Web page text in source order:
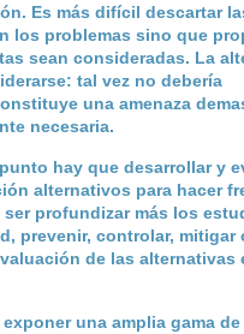
Es más difícil descartar
los problemas sino que
sean consideradas. La
tal vez no debería
una amenaza
necesaria.
hay que desarrollar y
alternativos para hacer
profundizar más los
prevenir, controlar, mitigar
de las alternativas
una amplia gama de